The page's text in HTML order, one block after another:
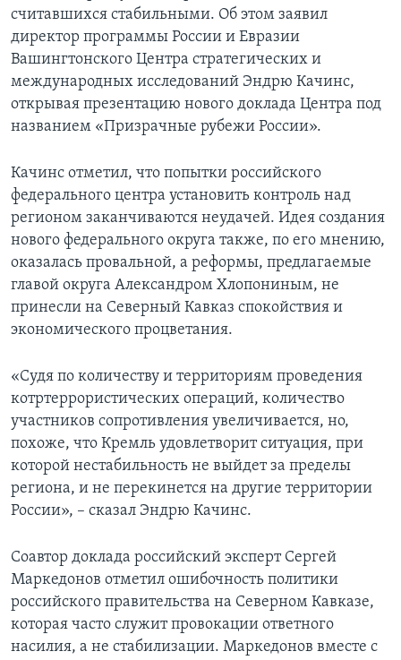
считавшихся стабильными. Об этом заявил
директор программы России и Евразии
Вашингтонского Центра стратегических и
международных исследований Эндрю Качинс,
открывая презентацию нового доклада Центра под
названием «Призрачные рубежи России».
Качинс отметил, что попытки российского
федерального центра установить контроль над
регионом заканчиваются неудачей. Идея создания
нового федерального округа также, по его мнению,
оказалась провальной, а реформы, предлагаемые
главой округа Александром Хлопониным, не
принесли на Северный Кавказ спокойствия и
экономического процветания.
«Судя по количеству и территориям проведения
котртеррористических операций, количество
участников сопротивления увеличивается, но,
похоже, что Кремль удовлетворит ситуация, при
которой нестабильность не выйдет за пределы
региона, и не перекинется на другие территории
России», – сказал Эндрю Качинс.
Соавтор доклада российский эксперт Сергей
Маркедонов отметил ошибочность политики
российского правительства на Северном Кавказе,
которая часто служит провокации ответного
насилия, а не стабилизации. Маркедонов вместе с